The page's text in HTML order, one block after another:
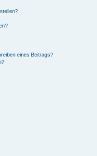
eines Beitrags?